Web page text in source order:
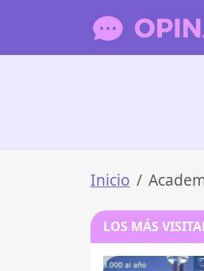
Inicio
LOS MÁS